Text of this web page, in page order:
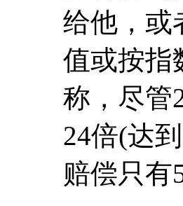
给他，或
值或按指
称，尽管
24倍(达
赔偿只有